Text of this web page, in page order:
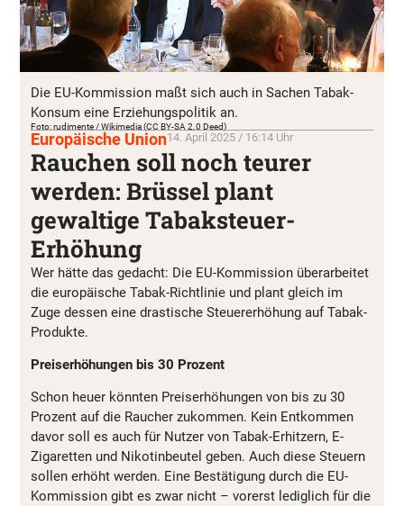
Die EU-Kommission maßt sich auch in Sachen Tabak-
Konsum eine Erziehungspolitik an.
Foto: rudimente / Wikimedia (CC BY-SA 2.0 Deed)
Europäische Union14. April 2025 / 16:14 Uhr
Rauchen soll noch teurer
werden: Brüssel plant
gewaltige Tabaksteuer-
Erhöhung
Wer hätte das gedacht: Die EU-Kommission überarbeitet
die europäische Tabak-Richtlinie und plant gleich im
Zuge dessen eine drastische Steuererhöhung auf Tabak-
Produkte.
Preiserhöhungen bis 30 Prozent
Schon heuer könnten Preiserhöhungen von bis zu 30
Prozent auf die Raucher zukommen. Kein Entkommen
davor soll es auch für Nutzer von Tabak-Erhitzern, E-
Zigaretten und Nikotinbeutel geben. Auch diese Steuern
sollen erhöht werden. Eine Bestätigung durch die EU-
Kommission gibt es zwar nicht – vorerst lediglich für die